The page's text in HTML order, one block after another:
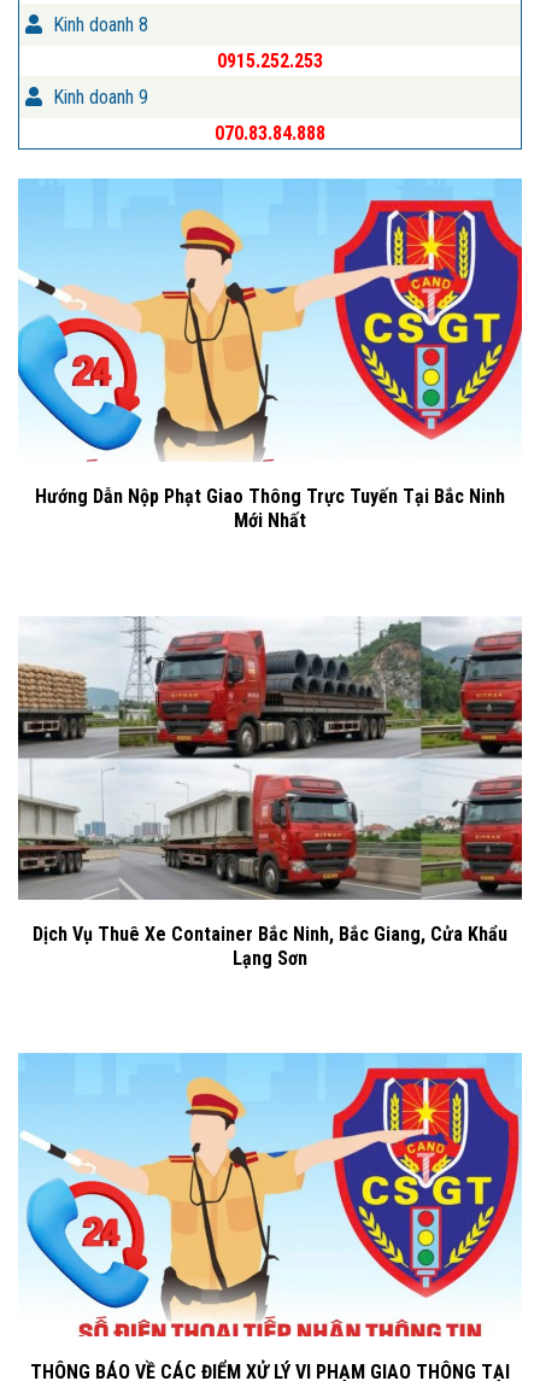
Kinh doanh 8
0915.252.253
Kinh doanh 9
070.83.84.888
Hướng Dẫn Nộp Phạt Giao Thông Trực Tuyến Tại Bắc Ninh
Mới Nhất
Dịch Vụ Thuê Xe Container Bắc Ninh, Bắc Giang, Cửa Khẩu
Lạng Sơn
THÔNG BÁO VỀ CÁC ĐIỂM XỬ LÝ VI PHẠM GIAO THÔNG TẠI